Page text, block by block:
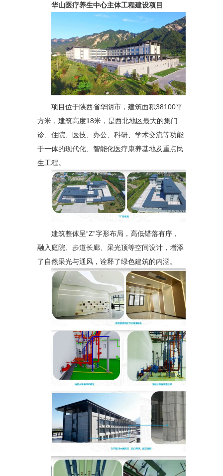
华山医疗养生中心主体工程建设项目
项目位于陕西省华阴市，建筑面积38100平
方米，建筑高度18米，是西北地区最大的集门
诊、住院、医技、办公、科研、学术交流等功能
于一体的现代化、智能化医疗康养基地及重点民
生工程。
建筑整体呈“Z”字形布局，高低错落有序，
融入庭院、步道长廊、采光顶等空间设计，增添
了自然采光与通风，诠释了绿色建筑的内涵。